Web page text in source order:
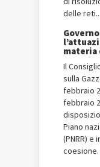
delle reti...
materia
Il
sulla
febbraio
febbraio
Piano
(PNRR) e
coesione.